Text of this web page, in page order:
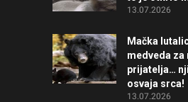
13.07.2026
Mačka
medveda za
prijatelja…
osvaja srca!
13.07.2026